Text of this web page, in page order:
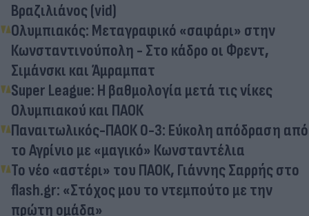
Βραζιλιάνος (vid)
Ολυμπιακός: Μεταγραφικό «σαφάρι» στην
Κωνσταντινούπολη - Στο κάδρο οι Φρεντ,
Σιμάνσκι και Άμραμπατ
Super League: Η βαθμολογία μετά τις νίκες
Ολυμπιακού και ΠΑΟΚ
Παναιτωλικός-ΠΑΟΚ 0-3: Εύκολη απόδραση από
το Αγρίνιο με «μαγικό» Κωνσταντέλια
Το νέο «αστέρι» του ΠΑΟΚ, Γιάννης Σαρρής στο
flash.gr: «Στόχος μου το ντεμπούτο με την
πρώτη ομάδα»